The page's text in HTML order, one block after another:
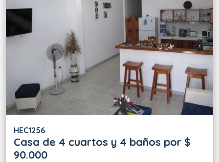
HEC1256
Casa de 4 cuartos y 4 baños por $
90.000